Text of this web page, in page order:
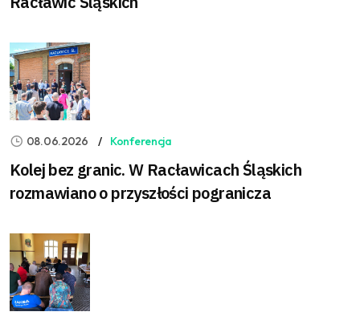
08.06.2026 Konferencja
Kolej bez granic. W Racławicach Śląskich
rozmawiano o przyszłości pogranicza